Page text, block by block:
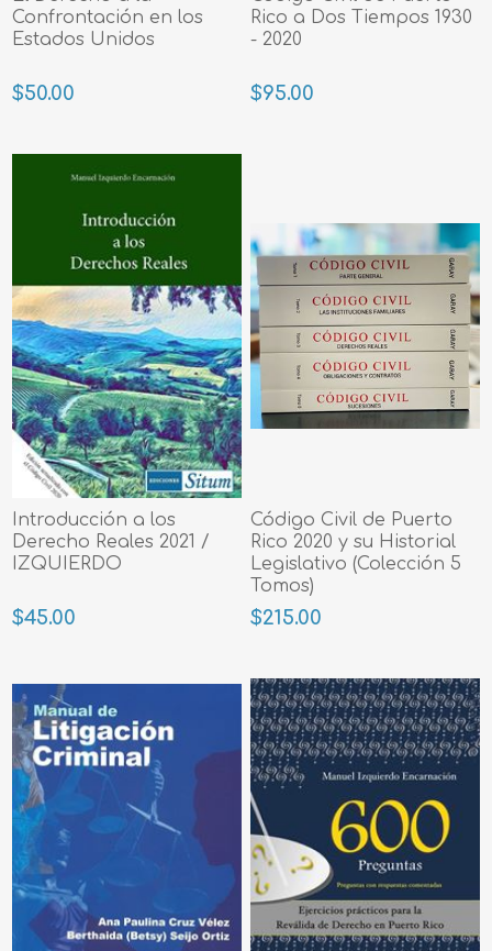
Confrontación en los
Estados Unidos
$50.00
Rico a Dos Tiempos 1930
- 2020
$95.00
Introducción a los
Derecho Reales 2021 /
IZQUIERDO
$45.00
Código Civil de Puerto
Rico 2020 y su Historial
Legislativo (Colección 5
Tomos)
$215.00